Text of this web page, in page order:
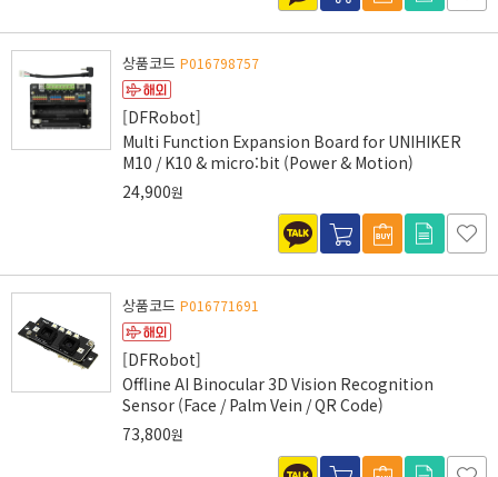
상품코드 P016798757
[DFRobot]
Multi Function Expansion Board for UNIHIKER
M10 / K10 & micro:bit (Power & Motion)
24,900원
상품코드 P016771691
[DFRobot]
Offline AI Binocular 3D Vision Recognition
Sensor (Face / Palm Vein / QR Code)
73,800원